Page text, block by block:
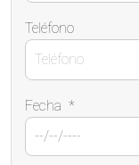
Teléfono
Fecha *